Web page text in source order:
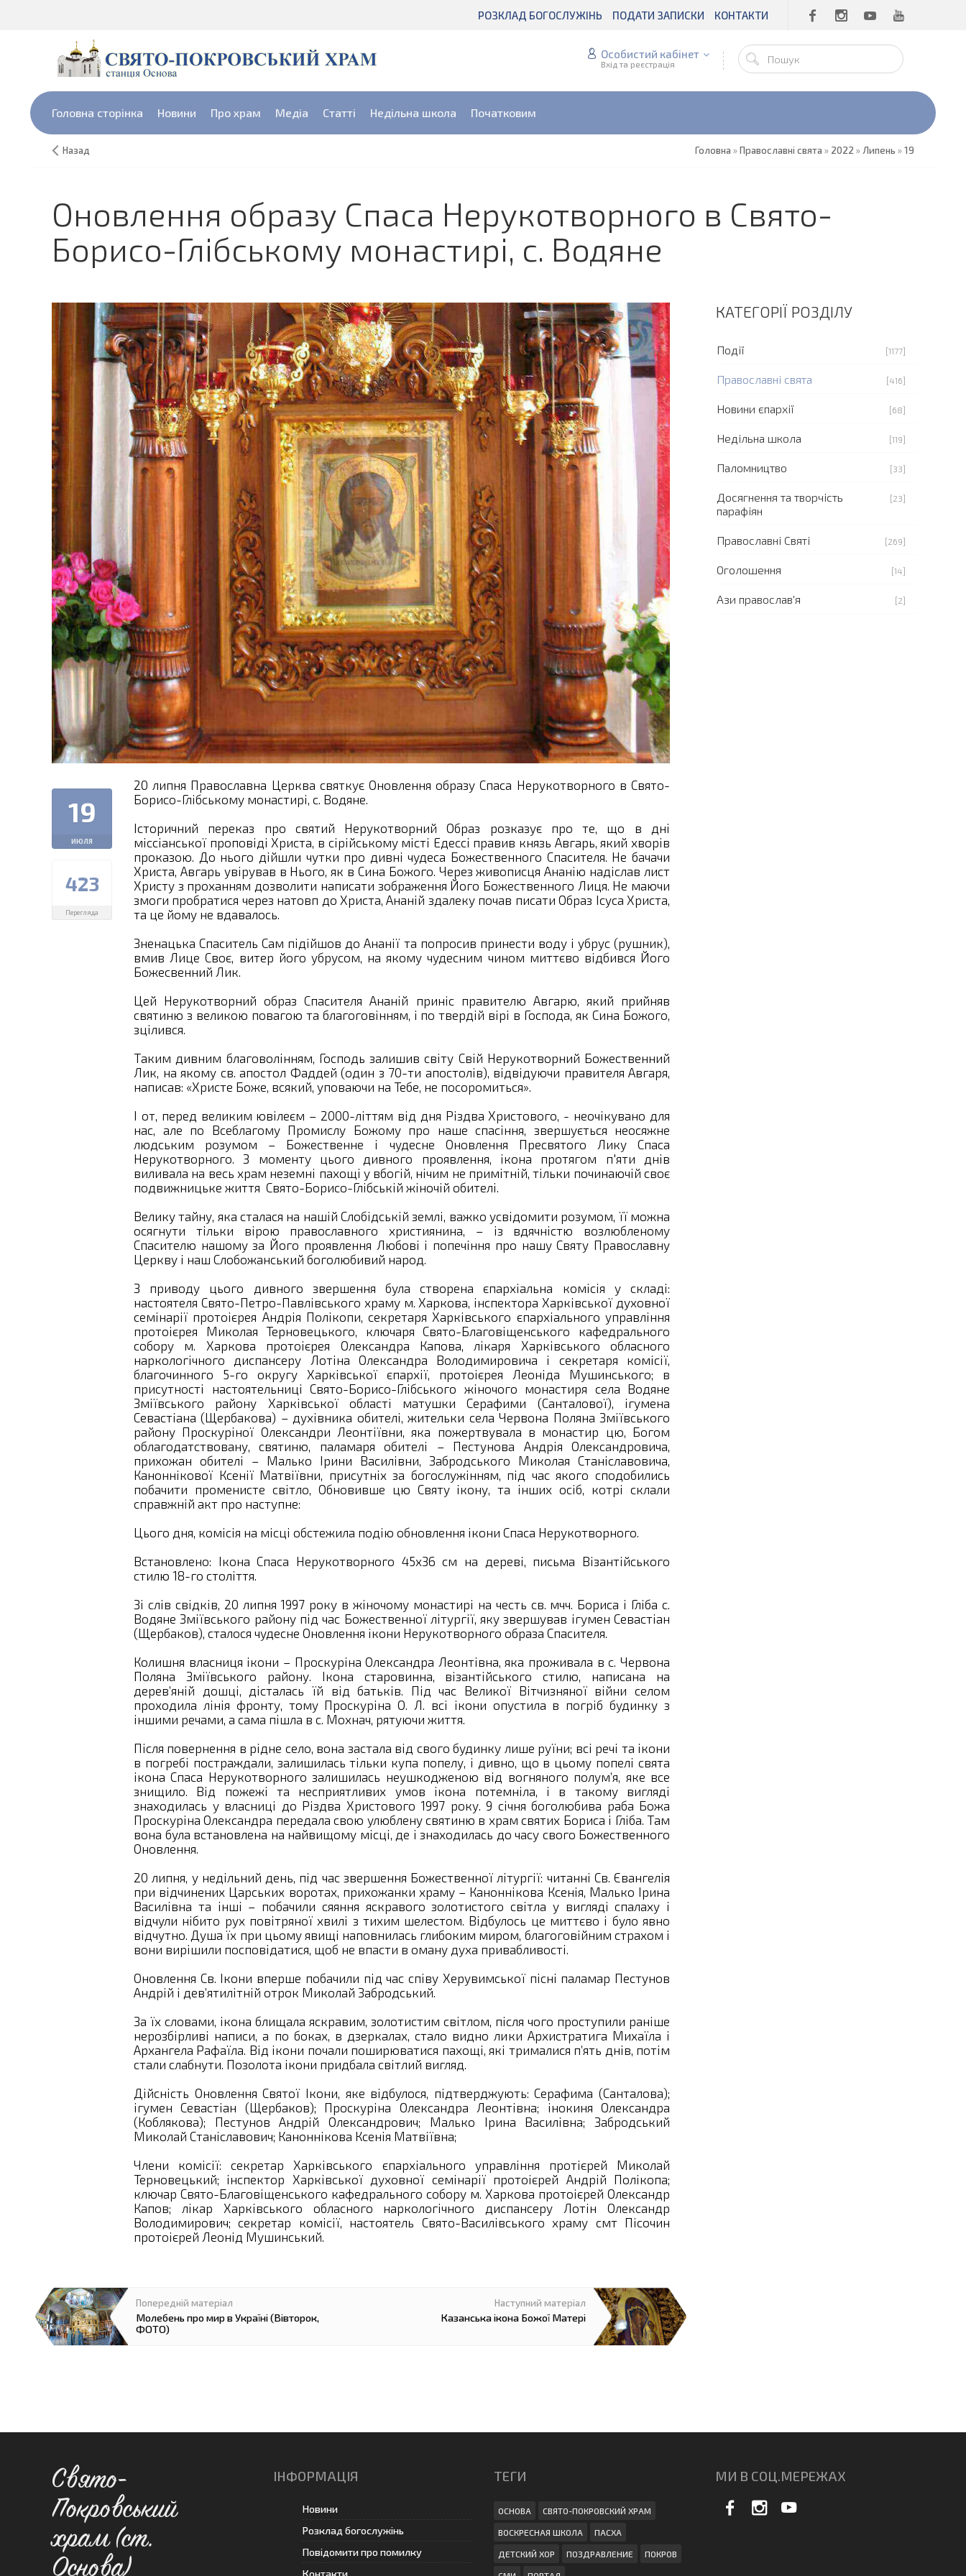
РОЗКЛАД БОГОСЛУЖІНЬ ПОДАТИ ЗАПИСКИ КОНТАКТИ
Особистий кабінет
Вхід та реєстрація
Головна сторінка Новини Про храм Медіа Статті Недільна школа Початковим
Назад Головна »Православні свята » 2022 » Липень »19
Оновлення образу Спаса Нерукотворного в Свято-
Борисо-Глібському монастирі, с. Водяне
19
ИЮЛЯ
423
Перегляда
20 липня Православна Церква святкує Оновлення образу Спаса Нерукотворного в Свято-
Борисо-Глібському монастирі, с. Водяне.
Історичний переказ про святий Нерукотворний Образ розказує про те, що в дні
міссіанської проповіді Христа, в сірійському місті Едессі правив князь Авгарь, який хворів
проказою. До нього дійшли чутки про дивні чудеса Божественного Спасителя. Не бачачи
Христа, Авгарь увірував в Нього, як в Сина Божого. Через живописця Ананію надіслав лист
Христу з проханням дозволити написати зображення Його Божественного Лиця. Не маючи
змоги пробратися через натовп до Христа, Ананій здалеку почав писати Образ Ісуса Христа,
та це йому не вдавалось.
Зненацька Спаситель Сам підійшов до Ананії та попросив принести воду і убрус (рушник),
вмив Лице Своє, витер його убрусом, на якому чудесним чином миттєво відбився Його
Божесвенний Лик.
Цей Нерукотворний образ Спасителя Ананій приніс правителю Авгарю, який прийняв
святиню з великою повагою та благоговінням, і по твердій вірі в Господа, як Сина Божого,
зцілився.
Таким дивним благоволінням, Господь залишив світу Свій Нерукотворний Божественний
Лик, на якому св. апостол Фаддей (один з 70-ти апостолів), відвідуючи правителя Авгаря,
написав: «Христе Боже, всякий, уповаючи на Тебе, не посоромиться».
І от, перед великим ювілеєм – 2000-літтям від дня Різдва Христового, - неочікувано для
нас, але по Всеблагому Промислу Божому про наше спасіння, звершується неосяжне
людським розумом – Божественне і чудесне Оновлення Пресвятого Лику Спаса
Нерукотворного. З моменту цього дивного проявлення, ікона протягом п'яти днів
виливала на весь храм неземні пахощі у вбогій, нічим не примітній, тільки починаючій своє
подвижницьке життя Свято-Борисо-Глібській жіночій обителі.
Велику тайну, яка сталася на нашій Слобідській землі, важко усвідомити розумом, її можна
осягнути тільки вірою православного християнина, – із вдячністю возлюбленому
Спасителю нашому за Його проявлення Любові і попечіння про нашу Святу Православну
Церкву і наш Слобожанський боголюбивий народ.
З приводу цього дивного звершення була створена єпархіальна комісія у складі:
настоятеля Свято-Петро-Павлівського храму м. Харкова, інспектора Харківської духовної
семінарії протоієрея Андрія Полікопи, секретаря Харківського єпархіального управління
протоієрея Миколая Терновецького, ключаря Свято-Благовіщенського кафедрального
собору м. Харкова протоієрея Олександра Капова, лікаря Харківського обласного
наркологічного диспансеру Лотіна Олександра Володимировича і секретаря комісії,
благочинного 5-го округу Харківської єпархії, протоієрея Леоніда Мушинського; в
присутності настоятельниці Свято-Борисо-Глібського жіночого монастиря села Водяне
Зміївського району Харківської області матушки Серафими (Санталової), ігумена
Севастіана (Щербакова) – духівника обителі, жительки села Червона Поляна Зміївського
району Проскуріної Олександри Леонтіївни, яка пожертвувала в монастир цю, Богом
облагодатствовану, святиню, паламаря обителі – Пестунова Андрія Олександровича,
прихожан обителі – Малько Ірини Василівни, Забродського Миколая Станіславовича,
Каноннікової Ксенії Матвіївни, присутніх за богослужінням, під час якого сподобились
побачити променисте світло, Обновивше цю Святу ікону, та інших осіб, котрі склали
справжній акт про наступне:
Цього дня, комісія на місці обстежила подію обновлення ікони Спаса Нерукотворного.
Встановлено: Ікона Спаса Нерукотворного 45х36 см на дереві, письма Візантійського
стилю 18-го століття.
Зі слів свідків, 20 липня 1997 року в жіночому монастирі на честь св. мчч. Бориса і Гліба с.
Водяне Зміївського району під час Божественної літургії, яку звершував ігумен Севастіан
(Щербаков), сталося чудесне Оновлення ікони Нерукотворного образа Спасителя.
Колишня власниця ікони – Проскуріна Олександра Леонтівна, яка проживала в с. Червона
Поляна Зміївського району. Ікона старовинна, візантійського стилю, написана на
дерев’яній дошці, дісталась їй від батьків. Під час Великої Вітчизняної війни селом
проходила лінія фронту, тому Проскуріна О. Л. всі ікони опустила в погріб будинку з
іншими речами, а сама пішла в с. Мохнач, рятуючи життя.
Після повернення в рідне село, вона застала від свого будинку лише руїни; всі речі та ікони
в погребі постраждали, залишилась тільки купа попелу, і дивно, що в цьому попелі свята
ікона Спаса Нерукотворного залишилась неушкодженою від вогняного полум’я, яке все
знищило. Від пожежі та несприятливих умов ікона потемніла, і в такому вигляді
знаходилась у власниці до Різдва Христового 1997 року. 9 січня боголюбива раба Божа
Проскуріна Олександра передала свою улюблену святиню в храм святих Бориса і Гліба. Там
вона була встановлена на найвищому місці, де і знаходилась до часу свого Божественного
Оновлення.
20 липня, у недільний день, під час звершення Божественної літургії: читанні Св. Євангелія
при відчинених Царських воротах, прихожанки храму – Каноннікова Ксенія, Малько Ірина
Василівна та інші – побачили сяяння яскравого золотистого світла у вигляді спалаху і
відчули нібито рух повітряної хвилі з тихим шелестом. Відбулось це миттєво і було явно
відчутно. Душа їх при цьому явищі наповнилась глибоким миром, благоговійним страхом і
вони вирішили посповідатися, щоб не впасти в оману духа привабливості.
Оновлення Св. Ікони вперше побачили під час співу Херувимської пісні паламар Пестунов
Андрій і дев’ятилітній отрок Миколай Забродський.
За їх словами, ікона блищала яскравим, золотистим світлом, після чого проступили раніше
нерозбірливі написи, а по боках, в дзеркалах, стало видно лики Архистратига Михаїла і
Архангела Рафаїла. Від ікони почали поширюватися пахощі, які трималися п’ять днів, потім
стали слабнути. Позолота ікони придбала світлий вигляд.
Дійсність Оновлення Святої Ікони, яке відбулося, підтверджують: Серафима (Санталова);
ігумен Севастіан (Щербаков); Проскуріна Олександра Леонтівна; інокиня Олександра
(Коблякова); Пестунов Андрій Олександрович; Малько Ірина Василівна; Забродський
Миколай Станіславович; Каноннікова Ксенія Матвіївна;
Члени комісії: секретар Харківського єпархіального управління протієрей Миколай
Терновецький; інспектор Харківської духовної семінарії протоієрей Андрій Полікопа;
ключар Свято-Благовіщенського кафедрального собору м. Харкова протоієрей Олександр
Капов; лікар Харківського обласного наркологічного диспансеру Лотін Олександр
Володимирович; секретар комісії, настоятель Свято-Василівського храму смт Пісочин
протоієрей Леонід Мушинський.
Молебень про мир в Україні (Вівторок,
ФОТО)
Казанська ікона Божої Матері
КАТЕГОРІЇ РОЗДІЛУ
Події [1177]
Православні свята [416]
Новини єпархії [68]
Недільна школа [119]
Паломництво [33]
Досягнення та творчість
парафіян
[23]
Православні Святі [269]
Оголошення [14]
Ази православ'я [2]
Свято-
Покровський
храм (ст.
Основа)
ІНФОРМАЦІЯ
Новини
Розклад богослужінь
Повідомити про помилку
ТЕГИ
ОСНОВА СВЯТО-ПОКРОВСКИЙ ХРАМ
ВОСКРЕСНАЯ ШКОЛА ПАСХА
ДЕТСКИЙ ХОР ПОЗДРАВЛЕНИЕ ПОКРОВ
МИ В СОЦ.МЕРЕЖАХ